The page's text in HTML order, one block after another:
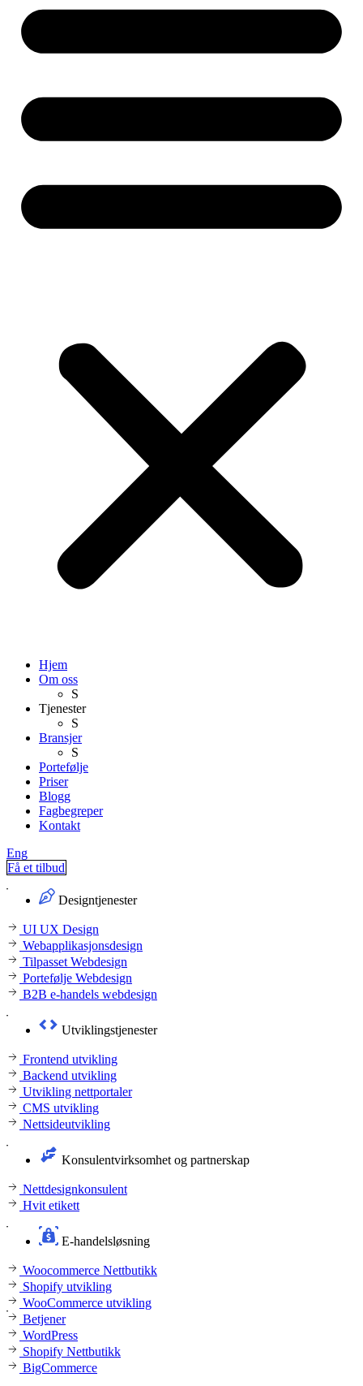
Hjem
Om oss
S
Tjenester
S
Bransjer
S
Portefølje
Priser
Blogg
Fagbegreper
Kontakt
Eng
Få et tilbud
Designtjenester
UI UX Design
Webapplikasjonsdesign
Tilpasset Webdesign
Portefølje Webdesign
B2B e-handels webdesign
Utviklingstjenester
Frontend utvikling
Backend utvikling
Utvikling nettportaler
CMS utvikling
Nettsideutvikling
Konsulentvirksomhet og partnerskap
Nettdesignkonsulent
Hvit etikett
E-handelsløsning
Woocommerce Nettbutikk
Shopify utvikling
WooCommerce utvikling
Betjener
WordPress
Shopify Nettbutikk
BigCommerce